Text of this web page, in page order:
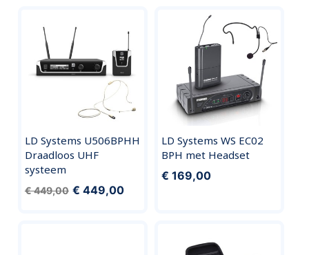
LD Systems U506BPHH
Draadloos UHF
systeem
€ 449,00 € 449,00
LD Systems WS EC02
BPH met Headset
€ 169,00